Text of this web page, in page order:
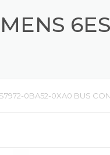
0BA52-0XA0 BUS